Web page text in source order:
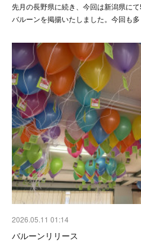
先月の長野県に続き、今回は新潟県に
バルーンを掲揚いたしました。今回も
2026.05.11 01:14
バルーンリリース